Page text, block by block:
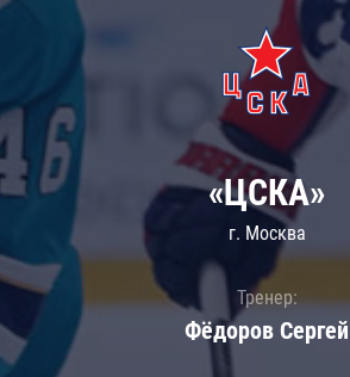
«ЦСКА»
г. Москва
Тренер:
Фёдоров Сергей